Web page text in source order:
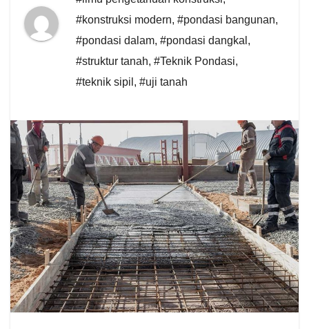
#konstruksi modern, #pondasi bangunan,
#pondasi dalam, #pondasi dangkal ,
#struktur tanah, #Teknik Pondasi,
#teknik sipil , #uji tanah